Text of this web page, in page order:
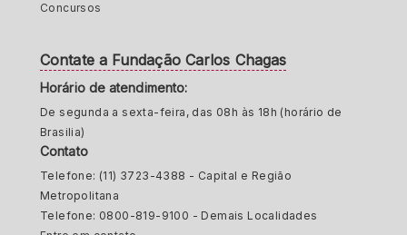
Concursos
Contate a Fundação Carlos Chagas
Horário de atendimento:
De segunda a sexta-feira, das 08h às 18h (horário de
Brasilia)
Contato
Telefone: (11) 3723-4388 - Capital e Região
Metropolitana
Telefone: 0800-819-9100 - Demais Localidades